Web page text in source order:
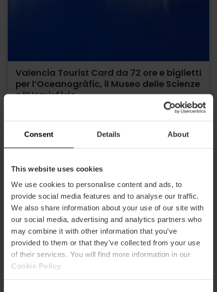
Consent Details About
This website uses cookies
We use cookies to personalise content and ads, to
provide social media features and to analyse our traffic.
We also share information about your use of our site with
our social media, advertising and analytics partners who
may combine it with other information that you’ve
provided to them or that they’ve collected from your use
of their services. You will find more information in our
Cookie Policy
Valencia Tourist Card da 72 ore e biglietti
per l’Oceanogràfic, il Museo delle Scienze
e l’Hemisfèric
Da81,25 € 73,13 €